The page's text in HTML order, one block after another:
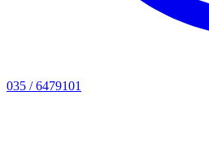
035 / 6479101